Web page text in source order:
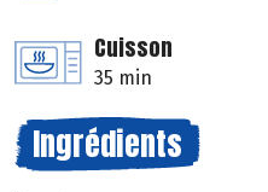
Cuisson
35 min
Ingrédients